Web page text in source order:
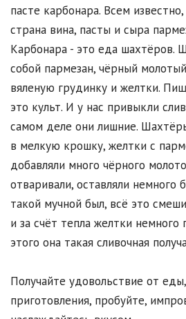
пасте карбонара. Всем
страна вина, пасты и сыра
Карбонара - это еда шахтёров.
собой пармезан, чёрный
вяленую грудинку и желтки.
это культ. И у нас привыкли
самом деле они лишние.
в мелкую крошку, желтки с
добавляли много чёрного
отваривали, оставляли немного
такой мучной был, всё это
и за счёт тепла желтки немного
этого она такая сливочная
Получайте удовольствие от
приготовления, пробуйте,